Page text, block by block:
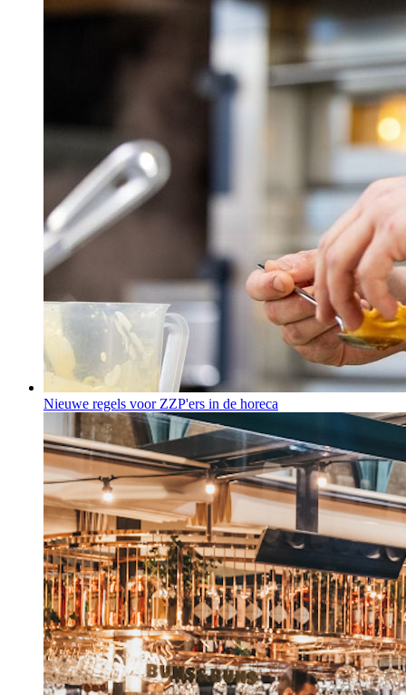
Nieuwe regels voor ZZP'ers in de horeca